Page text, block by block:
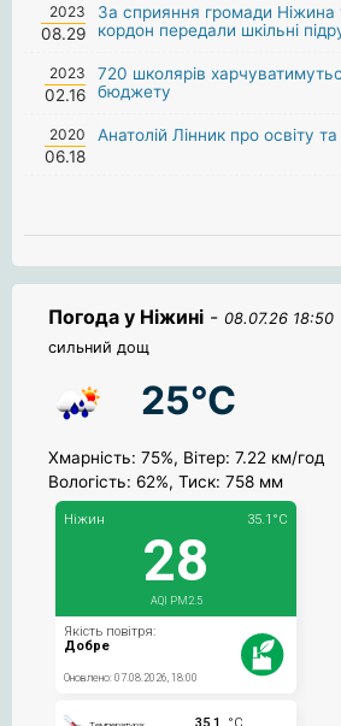
2023
08.29
За сприяння громади Ніжина
кордон передали шкільні
2023
02.16
720 школярів
бюджету
2020
06.18
Анатолій Лінник про освіту
Погода у Ніжині - 08.07.26 18:50
сильний дощ
25°C
Хмарність: 75%, Вітер: 7.22 км/год
Вологість: 62%, Тиск: 758 мм